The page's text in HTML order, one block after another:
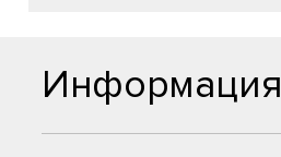
Информация